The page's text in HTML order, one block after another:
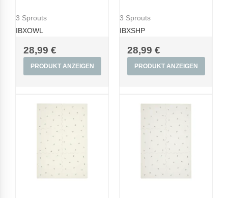
3 Sprouts
IBXOWL
28,99 €
PRODUKT ANZEIGEN
3 Sprouts
IBXSHP
28,99 €
PRODUKT ANZEIGEN